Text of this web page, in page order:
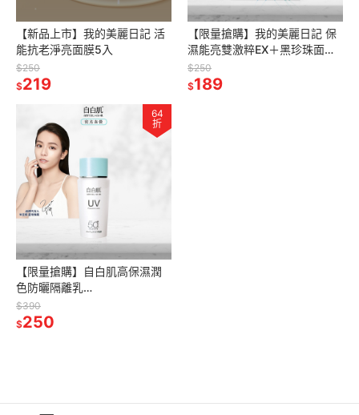
【新品上市】我的美麗日記 活
能抗老淨亮面膜5入
$250
$219
【限量搶購】我的美麗日記 保
濕能亮雙激粹EX＋黑珍珠面膜6
入 (效期：2027/05/01)
$250
$189
64
折
【限量搶購】自白肌高保濕潤
色防曬隔離乳
SPF50+PA+++40g (效期：
2027/03/01)
$390
$250